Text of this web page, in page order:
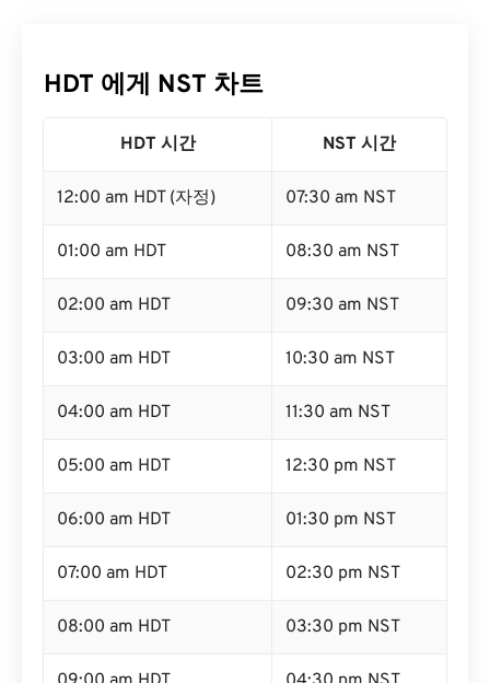
HDT 에게 NST 차트
HDT 시간 NST 시간
12:00 am HDT (자정) 07:30 am NST
01:00 am HDT 08:30 am NST
02:00 am HDT 09:30 am NST
03:00 am HDT 10:30 am NST
04:00 am HDT 11:30 am NST
05:00 am HDT 12:30 pm NST
06:00 am HDT 01:30 pm NST
07:00 am HDT 02:30 pm NST
08:00 am HDT 03:30 pm NST